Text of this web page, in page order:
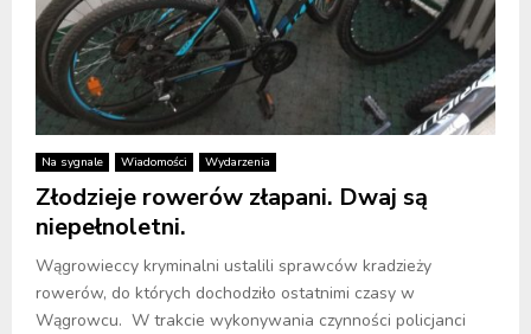
Na sygnale Wiadomości Wydarzenia
Złodzieje rowerów złapani. Dwaj są
niepełnoletni.
Wągrowieccy kryminalni ustalili sprawców kradzieży
rowerów, do których dochodziło ostatnimi czasy w
Wągrowcu. W trakcie wykonywania czynności policjanci